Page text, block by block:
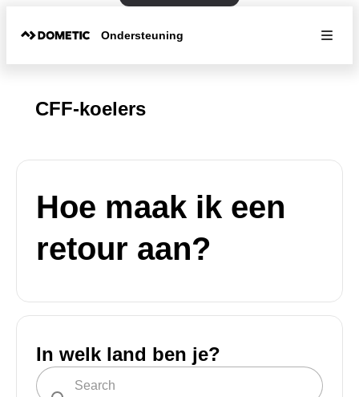
Ondersteuning
CFF-koelers
Hoe maak ik een
retour aan?
In welk land ben je?